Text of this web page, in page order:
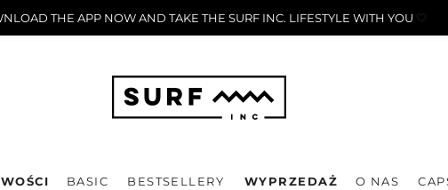
THE APP NOW AND TAKE THE SURF INC. LIFESTYLE WITH YOU 🤍
BASIC BESTSELLERY WYPRZEDAŻ O NAS